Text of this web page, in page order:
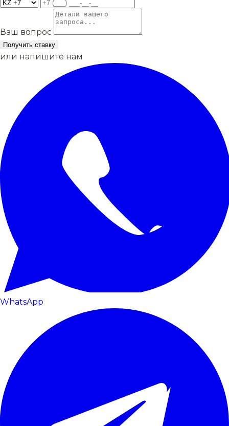
Ваш вопрос
Получить ставку
или напишите нам
WhatsApp